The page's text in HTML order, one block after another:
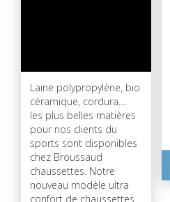
Laine polypropylène, bio
céramique, cordura....
les plus belles matières
pour nos clients du
sports sont disponibles
chez Broussaud
chaussettes. Notre
nouveau modèle ultra
confort de chaussettes